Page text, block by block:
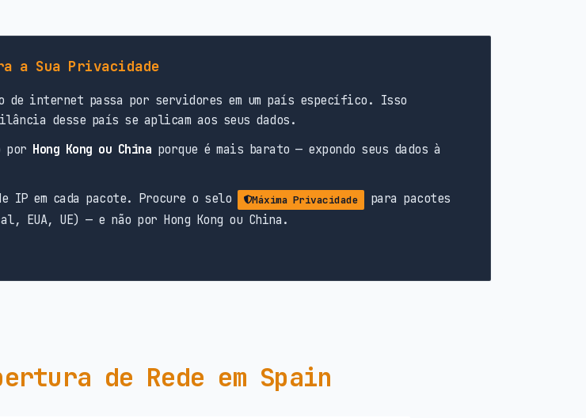
a Sua Privacidade
de internet passa por servidores em um país específico. Isso
desse país se aplicam aos seus dados.
por Hong Kong ou China porque é mais barato — expondo seus dados à
IP em cada pacote. Procure o selo Máxima Privacidade
para pacotes
EUA, UE) — e não por Hong Kong ou China.
de Rede em Spain